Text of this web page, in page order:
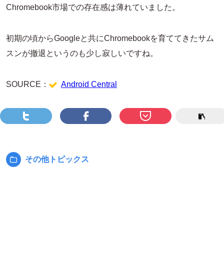
Chromebook市場での存在感は薄れていました。
初期の頃からGoogleと共にChromebookを育ててきたサム
スンが撤退というのも少し寂しいですね。
SOURCE： Android Central
カ
その他トピックス